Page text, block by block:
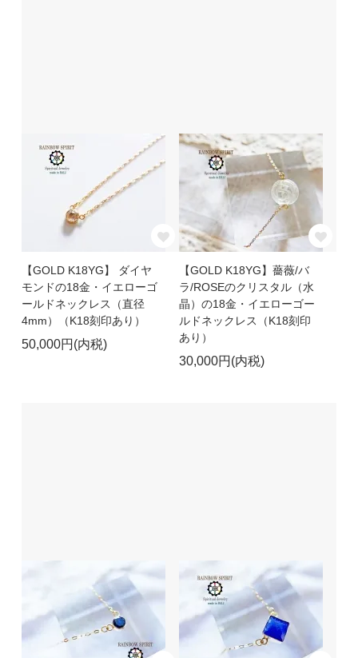
【GOLD K18YG】 ダイヤ
モンドの18金・イエローゴ
ールドネックレス（直径
4mm）（K18刻印あり）
50,000円(内税)
【GOLD K18YG】薔薇/バ
ラ/ROSEのクリスタル（水
晶）の18金・イエローゴー
ルドネックレス（K18刻印
あり）
30,000円(内税)